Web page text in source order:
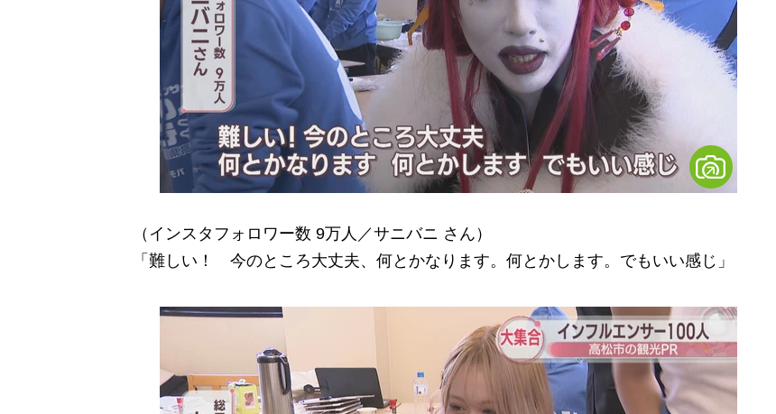
（インスタフォロワー数 9万人／サニバニ さん）
「難しい！ 今のところ大丈夫、何とかなります。何とかします。でもいい感じ」